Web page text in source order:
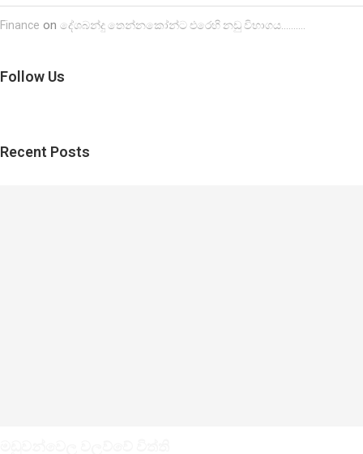
Finance on දේශබන්දු තෙන්නකෝන්ට එරෙහි නඩු විභාගය……….
Follow Us
Recent Posts